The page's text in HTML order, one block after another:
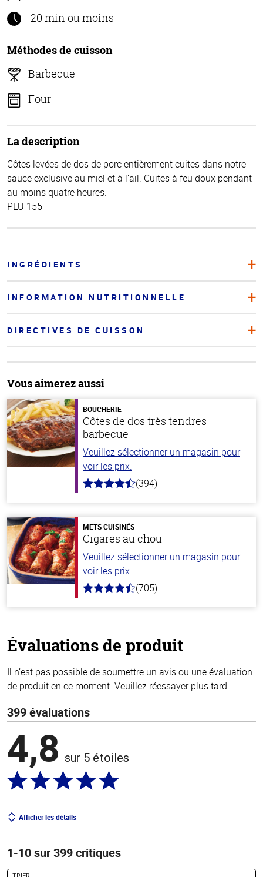
20 min ou moins
Méthodes de cuisson
Barbecue
Four
La description
Côtes levées de dos de porc entièrement cuites dans notre
sauce exclusive au miel et à l’ail. Cuites à feu doux pendant
au moins quatre heures.
PLU 155
INGRÉDIENTS
INFORMATION NUTRITIONNELLE
DIRECTIVES DE CUISSON
Vous aimerez aussi
BOUCHERIE
Côtes de dos très tendres
barbecue
Veuillez sélectionner un magasin pour
voir les prix.
4.7
stars
(394)
METS CUISINÉS
Cigares au chou
Veuillez sélectionner un magasin pour
voir les prix.
4.6
(705)
Évaluations de produit
Il n’est pas possible de soumettre un avis ou une évaluation
de produit en ce moment. Veuillez réessayer plus tard.
399 évaluations
4,8 sur 5 étoiles
Afficher les détails
1-10 sur 399 critiques